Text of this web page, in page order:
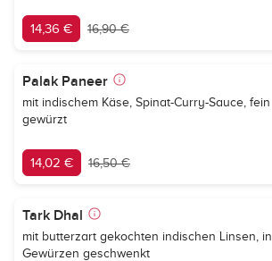
14,36 € 16,90 €
Palak Paneer
mit indischem Käse, Spinat-Curry-Sauce, fein
gewürzt
14,02 € 16,50 €
Tark Dhal
mit butterzart gekochten indischen Linsen, in
Gewürzen geschwenkt